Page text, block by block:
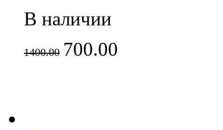
В наличии
1400.00 700.00